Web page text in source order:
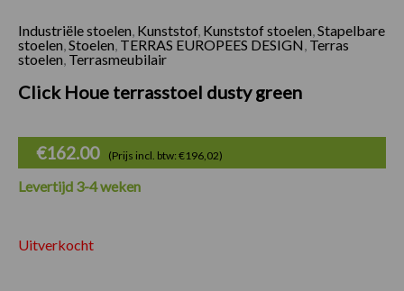
Industriële stoelen Kunststof, Kunststof stoelen Stapelbare
stoelen Stoelen TERRAS EUROPEES DESIGN Terras
stoelen Terrasmeubilair
Click Houe terrasstoel dusty green
€162.00 (Prijs incl. btw: €196,02)
Levertijd 3-4 weken
Uitverkocht